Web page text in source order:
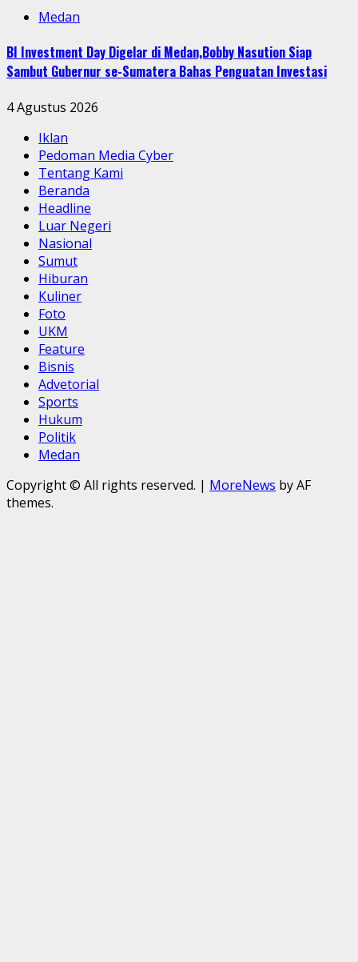
Medan
BI Investment Day Digelar di Medan,Bobby Nasution Siap
Sambut Gubernur se-Sumatera Bahas Penguatan Investasi
4 Agustus 2026
Iklan
Pedoman Media Cyber
Tentang Kami
Beranda
Headline
Luar Negeri
Nasional
Sumut
Hiburan
Kuliner
Foto
UKM
Feature
Bisnis
Advetorial
Sports
Hukum
Politik
Medan
Copyright © All rights reserved. | MoreNews by AF
themes.